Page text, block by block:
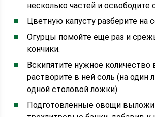
несколько частей и освободите
Цветную капусту разберите на
Огурцы помойте еще раз и
кончики.
Вскипятите нужное количество
растворите в ней соль (на один
одной столовой ложки).
Подготовленные овощи